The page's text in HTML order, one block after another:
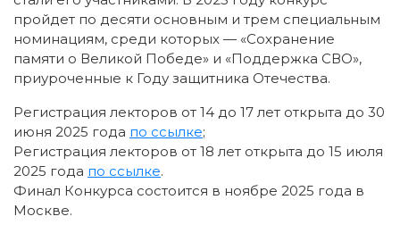
пройдет по десяти основным и трем специальным
номинациям, среди которых — «Сохранение
памяти о Великой Победе» и «Поддержка СВО»,
приуроченные к Году защитника Отечества.
Регистрация лекторов от 14 до 17 лет открыта до 30
июня 2025 года по ссылке;
Регистрация лекторов от 18 лет открыта до 15 июля
2025 года по ссылке.
Финал Конкурса состоится в ноябре 2025 года в
Москве.